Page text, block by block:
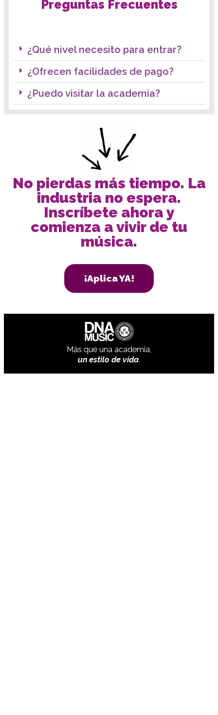
Preguntas Frecuentes
¿Qué nivel necesito para entrar?
¿Ofrecen facilidades de pago?
¿Puedo visitar la academia?
No pierdas más tiempo. La
industria no espera.
Inscríbete ahora y
comienza a vivir de tu
música.
¡Aplica YA!
Más que una academia,
un estilo de vida.